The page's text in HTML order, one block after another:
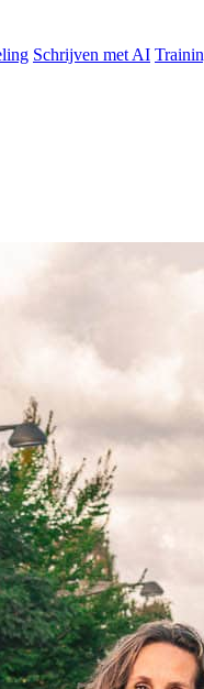
Schrijven met AI